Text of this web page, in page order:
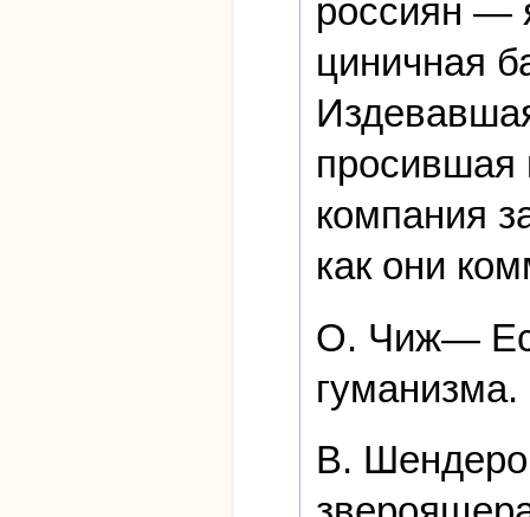
россиян —
циничная
просившая
компания
как они
О. Чиж―
гуманизма.
В.